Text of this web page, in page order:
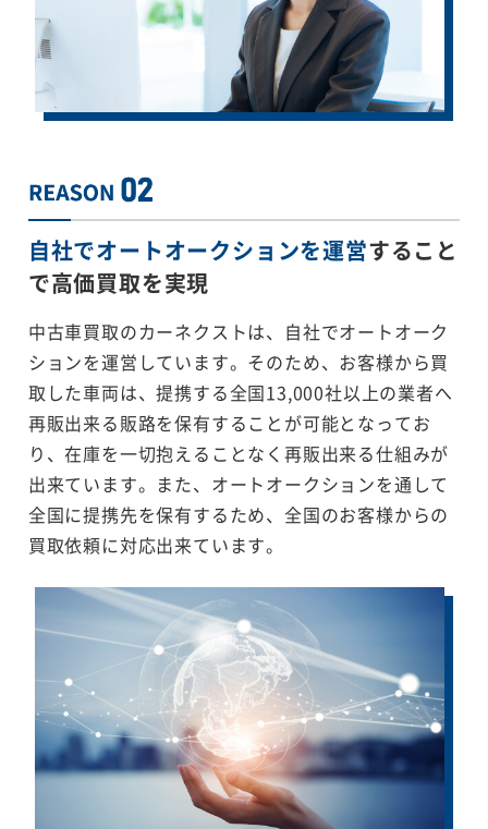
自社でオートオークションを運営すること
で高価買取を実現
中古車買取のカーネクストは、自社でオートオーク
ションを運営しています。そのため、お客様から買
取した車両は、提携する全国13,000社以上の業者へ
再販出来る販路を保有することが可能となってお
り、在庫を一切抱えることなく再販出来る仕組みが
出来ています。また、オートオークションを通して
全国に提携先を保有するため、全国のお客様からの
買取依頼に対応出来ています。